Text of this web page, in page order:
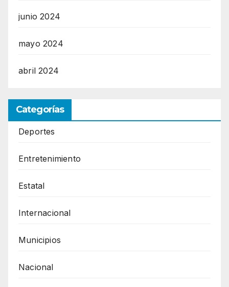
junio 2024
mayo 2024
abril 2024
Categorías
Deportes
Entretenimiento
Estatal
Internacional
Municipios
Nacional